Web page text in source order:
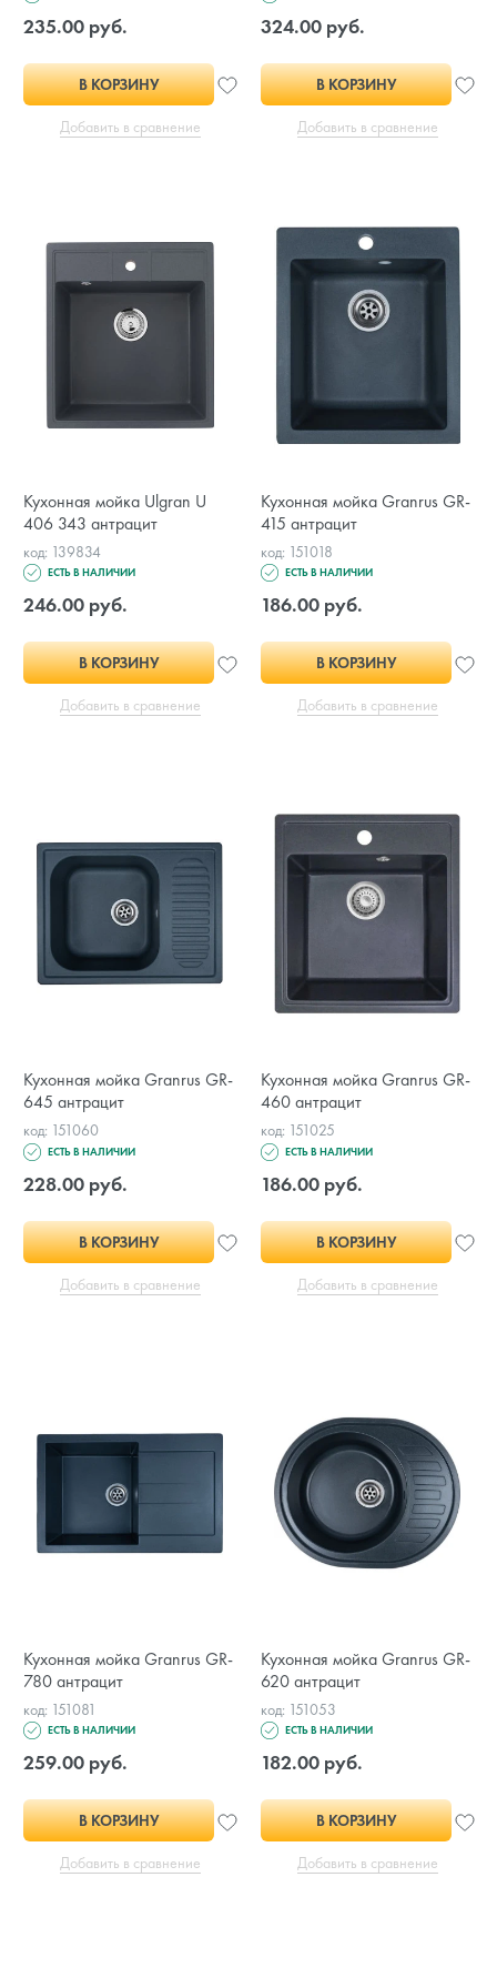
235.00 руб.
В КОРЗИНУ
Добавить в сравнение
324.00 руб.
В КОРЗИНУ
Добавить в сравнение
Кухонная мойка Ulgran U
406 343 антрацит
код: 139834
ЕСТЬ В НАЛИЧИИ
246.00 руб.
В КОРЗИНУ
Добавить в сравнение
Кухонная мойка Granrus GR-
415 антрацит
код: 151018
ЕСТЬ В НАЛИЧИИ
186.00 руб.
В КОРЗИНУ
Добавить в сравнение
Кухонная мойка Granrus GR-
645 антрацит
код: 151060
ЕСТЬ В НАЛИЧИИ
228.00 руб.
В КОРЗИНУ
Добавить в сравнение
Кухонная мойка Granrus GR-
460 антрацит
код: 151025
ЕСТЬ В НАЛИЧИИ
186.00 руб.
В КОРЗИНУ
Добавить в сравнение
Кухонная мойка Granrus GR-
780 антрацит
код: 151081
ЕСТЬ В НАЛИЧИИ
259.00 руб.
В КОРЗИНУ
Добавить в сравнение
Кухонная мойка Granrus GR-
620 антрацит
код: 151053
ЕСТЬ В НАЛИЧИИ
182.00 руб.
В КОРЗИНУ
Добавить в сравнение